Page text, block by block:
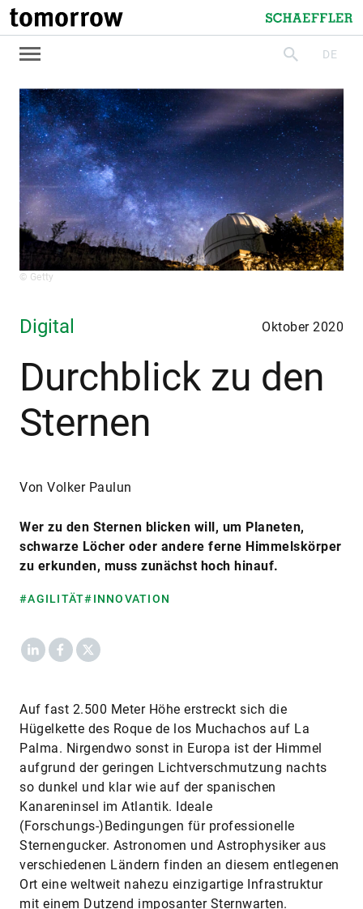
tomorrow
Schaeffler
suchenDE
© Getty
Digital Oktober 2020
Durchblick zu den
Sternen
Von Volker Paulun
Wer zu den Sternen blicken will, um Planeten,
schwarze Löcher oder andere ferne Himmelskörper
zu erkunden, muss zunächst hoch hinauf.
#AGILITÄT#INNOVATION
LinkedInFacebook
X
Auf fast 2.500 Meter Höhe erstreckt sich die
Hügelkette des Roque de los Muchachos auf La
Palma. Nirgendwo sonst in Europa ist der Himmel
aufgrund der geringen Lichtverschmutzung nachts
so dunkel und klar wie auf der spanischen
Kanareninsel im Atlantik. Ideale
(Forschungs-)Bedingungen für professionelle
Sternengucker. Astronomen und Astrophysiker aus
verschiedenen Ländern finden an diesem entlegenen
Ort eine weltweit nahezu einzigartige Infrastruktur
mit einem Dutzend imposanter Sternwarten.